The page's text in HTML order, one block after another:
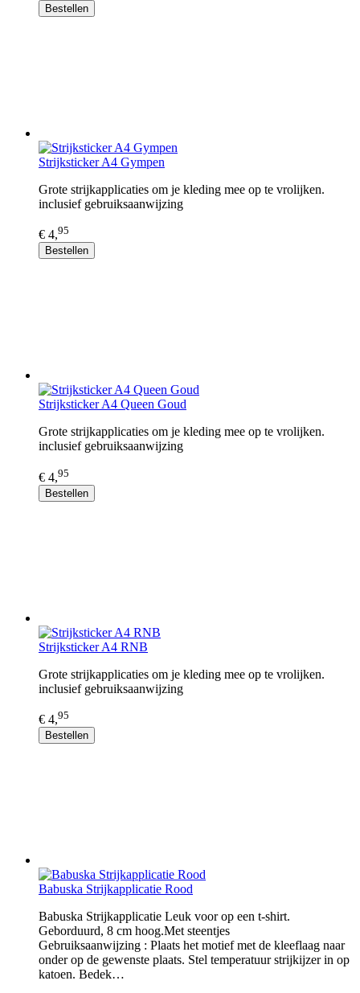
Bestellen
Strijksticker A4 Gympen
Grote strijkapplicaties om je kleding mee op te vrolijken.
inclusief gebruiksaanwijzing
€ 4,95
Bestellen
Strijksticker A4 Queen Goud
Grote strijkapplicaties om je kleding mee op te vrolijken.
inclusief gebruiksaanwijzing
€ 4,95
Bestellen
Strijksticker A4 RNB
Grote strijkapplicaties om je kleding mee op te vrolijken.
inclusief gebruiksaanwijzing
€ 4,95
Bestellen
Babuska Strijkapplicatie Rood
Babuska Strijkapplicatie Leuk voor op een t-shirt.
Geborduurd, 8 cm hoog.Met steentjes
Gebruiksaanwijzing : Plaats het motief met de kleeflaag naar
onder op de gewenste plaats. Stel temperatuur strijkijzer in op
katoen. Bedek…